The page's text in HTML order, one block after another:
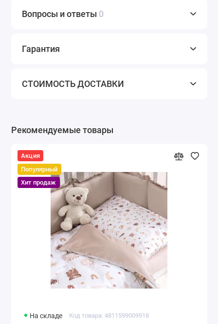
Вопросы и ответы 0
Гарантия
СТОИМОСТЬ ДОСТАВКИ
Рекомендуемые товары
Акция
Популярный
Хит продаж
На складе Код товара: 4811599009918